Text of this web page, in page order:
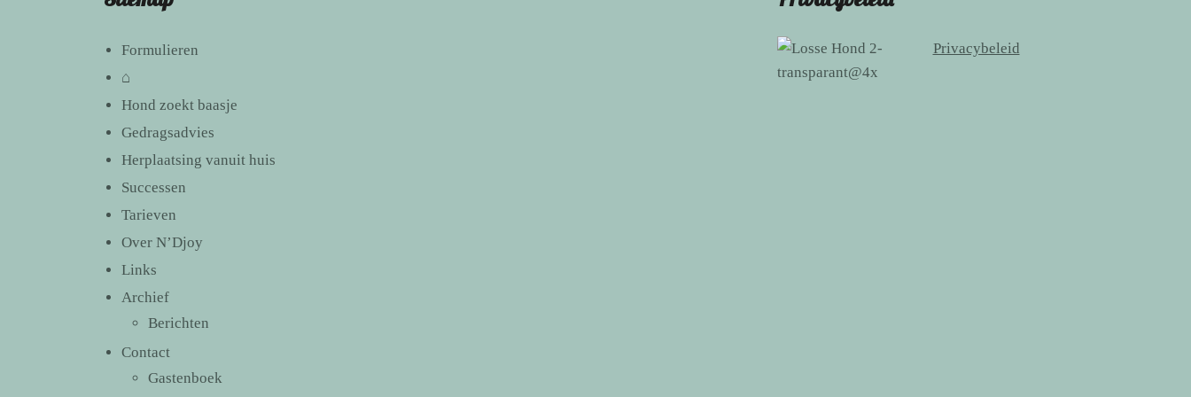
Formulieren
⌂
Hond zoekt baasje
Gedragsadvies
Herplaatsing vanuit huis
Successen
Tarieven
Over N’Djoy
Links
Archief
Berichten
Contact
Gastenboek
Privacybeleid